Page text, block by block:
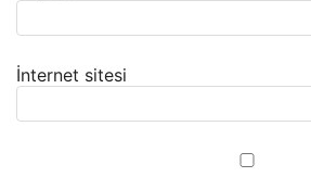
İnternet sitesi